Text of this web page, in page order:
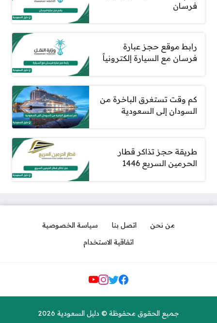
فرسان
رابط موقع حجز عبارة
فرسان مع السيارة إلكترونياً
​​​​​​​كم وقت تستغرق الباخرة من
السودان إلى السعودية
طريقة حجز تذاكر قطار
الحرمين السريع 1446
من نحن اتصل بنا
سياسة الخصوصية
اتفاقية الاستخدام
مواقع التواصل
جميع الحقوق محفوظة © دليل السعودية 2026